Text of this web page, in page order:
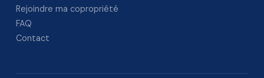
Rejoindre ma copropriété
FAQ
Contact